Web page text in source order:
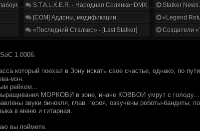
и отвага
S.T.A.L.K.E.R. - Народная Солянка+DMX 1.3.5.ООП.МА.К.
[COM] Аддоны, модификации.
«Последний Сталкер» - [Last Stalker]
Stalker
«Legend
Создатели
1.0006.
который поехал в Зону искать свое счастье, однако, по
мэн.
рейхом...
МОРКОВИ в зоне, иначе КОВБОИ умрут с голоду...
звуки бинокля, глав. героя, озвучены роботы-бандиты,
в меню и гитарная.
вы поймете.